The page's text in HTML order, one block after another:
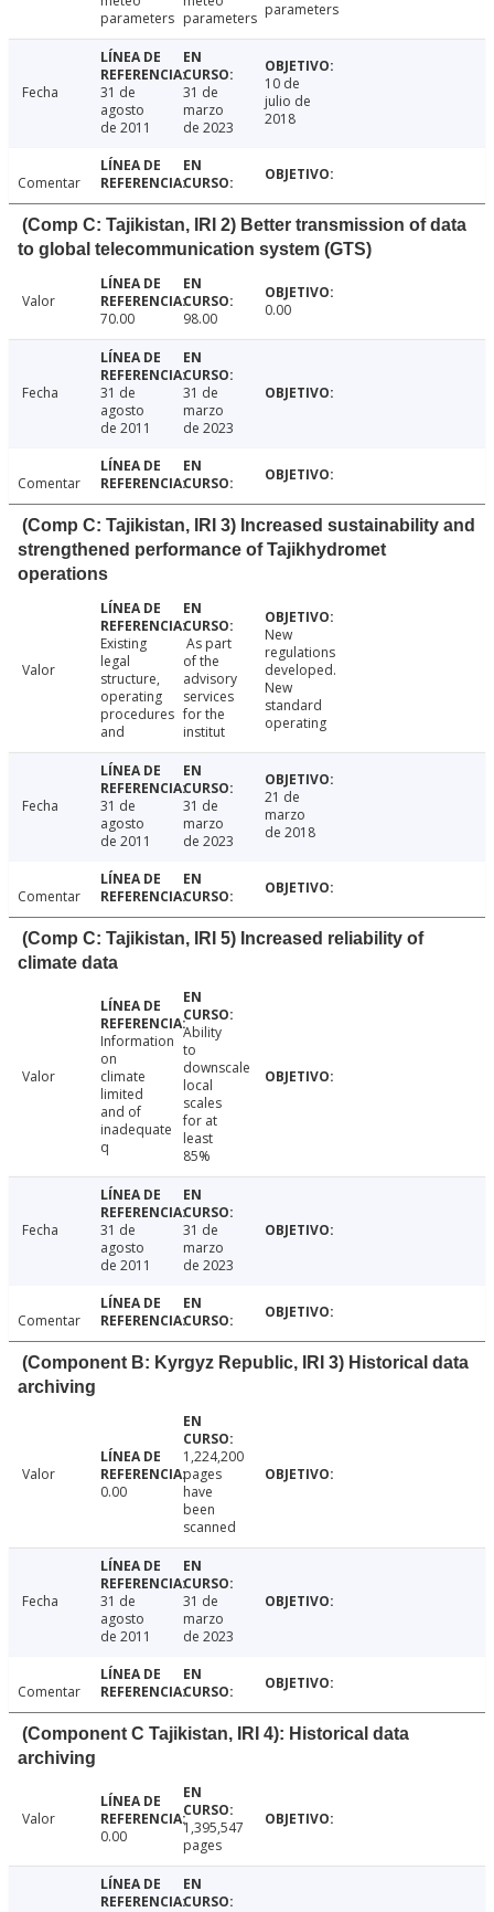
parameters parameters parameters
Fecha
31 de
agosto
de 2011
31 de
marzo
de 2023
10 de
julio de
2018
Comentar
(Comp C: Tajikistan, IRI 2) Better transmission of data
to global telecommunication system (GTS)
Valor
70.00
98.00 0.00
Fecha
31 de
agosto
de 2011
31 de
marzo
de 2023
Comentar
(Comp C: Tajikistan, IRI 3) Increased sustainability and
strengthened performance of Tajikhydromet
operations
Valor
Existing
legal
structure,
operating
procedures
and
As part
of the
advisory
services
for the
institut
New
regulations
developed.
New
standard
operating
Fecha
31 de
agosto
de 2011
31 de
marzo
de 2023
21 de
marzo
de 2018
Comentar
(Comp C: Tajikistan, IRI 5) Increased reliability of
climate data
Valor
Information
on
climate
limited
and of
inadequate
q
Ability
to
downscale
local
scales
for at
least
85%
Fecha
31 de
agosto
de 2011
31 de
marzo
de 2023
Comentar
(Component B: Kyrgyz Republic, IRI 3) Historical data
archiving
Valor
0.00
1,224,200
pages
have
been
scanned
Fecha
31 de
agosto
de 2011
31 de
marzo
de 2023
Comentar
(Component C Tajikistan, IRI 4): Historical data
archiving
Valor
0.00
1,395,547
pages